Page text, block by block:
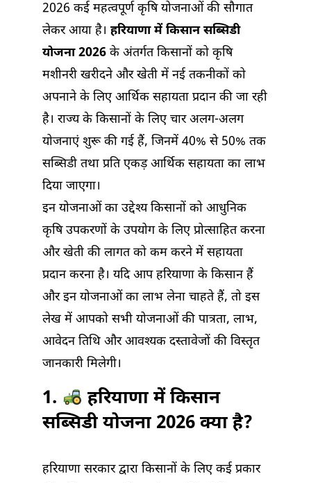
2026 कई महत्वपूर्ण कृषि योजनाओं की सौगात
लेकर आया है। हरियाणा में किसान सब्सिडी
योजना 2026 के अंतर्गत किसानों को कृषि
मशीनरी खरीदने और खेती में नई तकनीकों को
अपनाने के लिए आर्थिक सहायता प्रदान की जा रही
है। राज्य के किसानों के लिए चार अलग-अलग
योजनाएं शुरू की गई हैं, जिनमें 40% से 50% तक
सब्सिडी तथा प्रति एकड़ आर्थिक सहायता का लाभ
दिया जाएगा।
इन योजनाओं का उद्देश्य किसानों को आधुनिक
कृषि उपकरणों के उपयोग के लिए प्रोत्साहित करना
और खेती की लागत को कम करने में सहायता
प्रदान करना है। यदि आप हरियाणा के किसान हैं
और इन योजनाओं का लाभ लेना चाहते हैं, तो इस
लेख में आपको सभी योजनाओं की पात्रता, लाभ,
आवेदन तिथि और आवश्यक दस्तावेजों की विस्तृत
जानकारी मिलेगी।
1.
हरियाणा में किसान
सब्सिडी योजना 2026 क्या है?
हरियाणा सरकार द्वारा किसानों के लिए कई प्रकार